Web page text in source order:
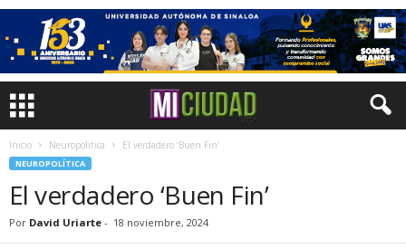
Inicio Neuropolítica El verdadero ‘Buen Fin’
NEUROPOLÍTICA
El verdadero ‘Buen Fin’
Por David Uriarte - 18 noviembre, 2024